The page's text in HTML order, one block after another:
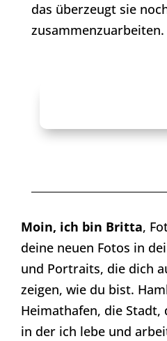
das überzeugt sie
zusammenzuarbeiten.
Moin, ich bin Britta,
deine neuen Fotos in
und Portraits, die dich
zeigen, wie du bist.
Heimathafen, die Stadt,
in der ich lebe und